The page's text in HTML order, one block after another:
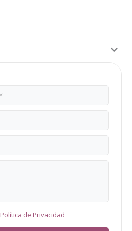
Política de Privacidad